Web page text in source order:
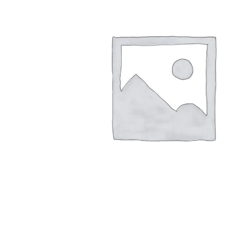
Arbres fruitiers
Plantes méditerranéennes et exotiques
Plantes
Plantes
Plantes
Plantes
Plantes